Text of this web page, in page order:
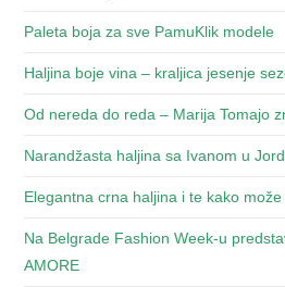
Paleta boja za sve PamuKlik modele
Haljina boje vina – kraljica jesenje
Od nereda do reda – Marija Tomajo
Narandžasta haljina sa Ivanom u
Elegantna crna haljina i te kako
Na Belgrade Fashion Week-u
AMORE